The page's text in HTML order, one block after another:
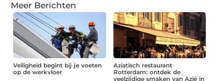
Meer Berichten
Veiligheid begint bij je voeten
op de werkvloer
Aziatisch restaurant
Rotterdam: ontdek de
veelzijdige smaken van Azië in